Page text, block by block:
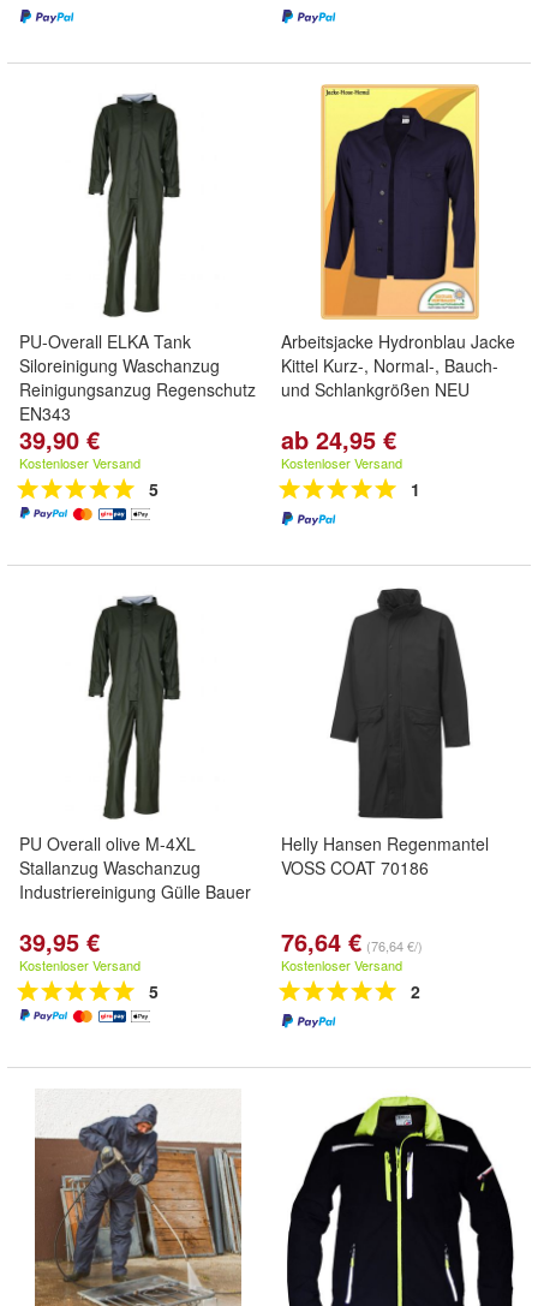
PU-Overall ELKA Tank
Siloreinigung Waschanzug
Reinigungsanzug Regenschutz
EN343
39,90 €
Kostenloser Versand
5
Arbeitsjacke Hydronblau Jacke
Kittel Kurz-, Normal-, Bauch-
und Schlankgrößen NEU
ab 24,95 €
Kostenloser Versand
1
PU Overall olive M-4XL
Stallanzug Waschanzug
Industriereinigung Gülle Bauer
39,95 €
Kostenloser Versand
5
Helly Hansen Regenmantel
VOSS COAT 70186
76,64 € (76,64 €/)
Kostenloser Versand
2